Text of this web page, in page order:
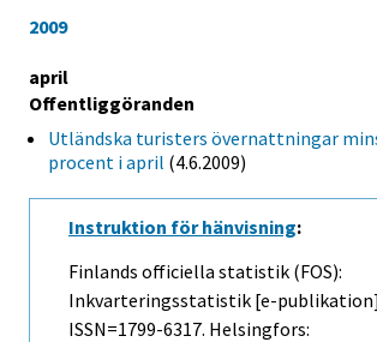
2009
april
Offentliggöranden
Utländska turisters övernattningar
procent i april (4.6.2009)
Instruktion för hänvisning:
Finlands officiella statistik (FOS):
Inkvarteringsstatistik [e-
ISSN=1799-6317. Helsingfors: